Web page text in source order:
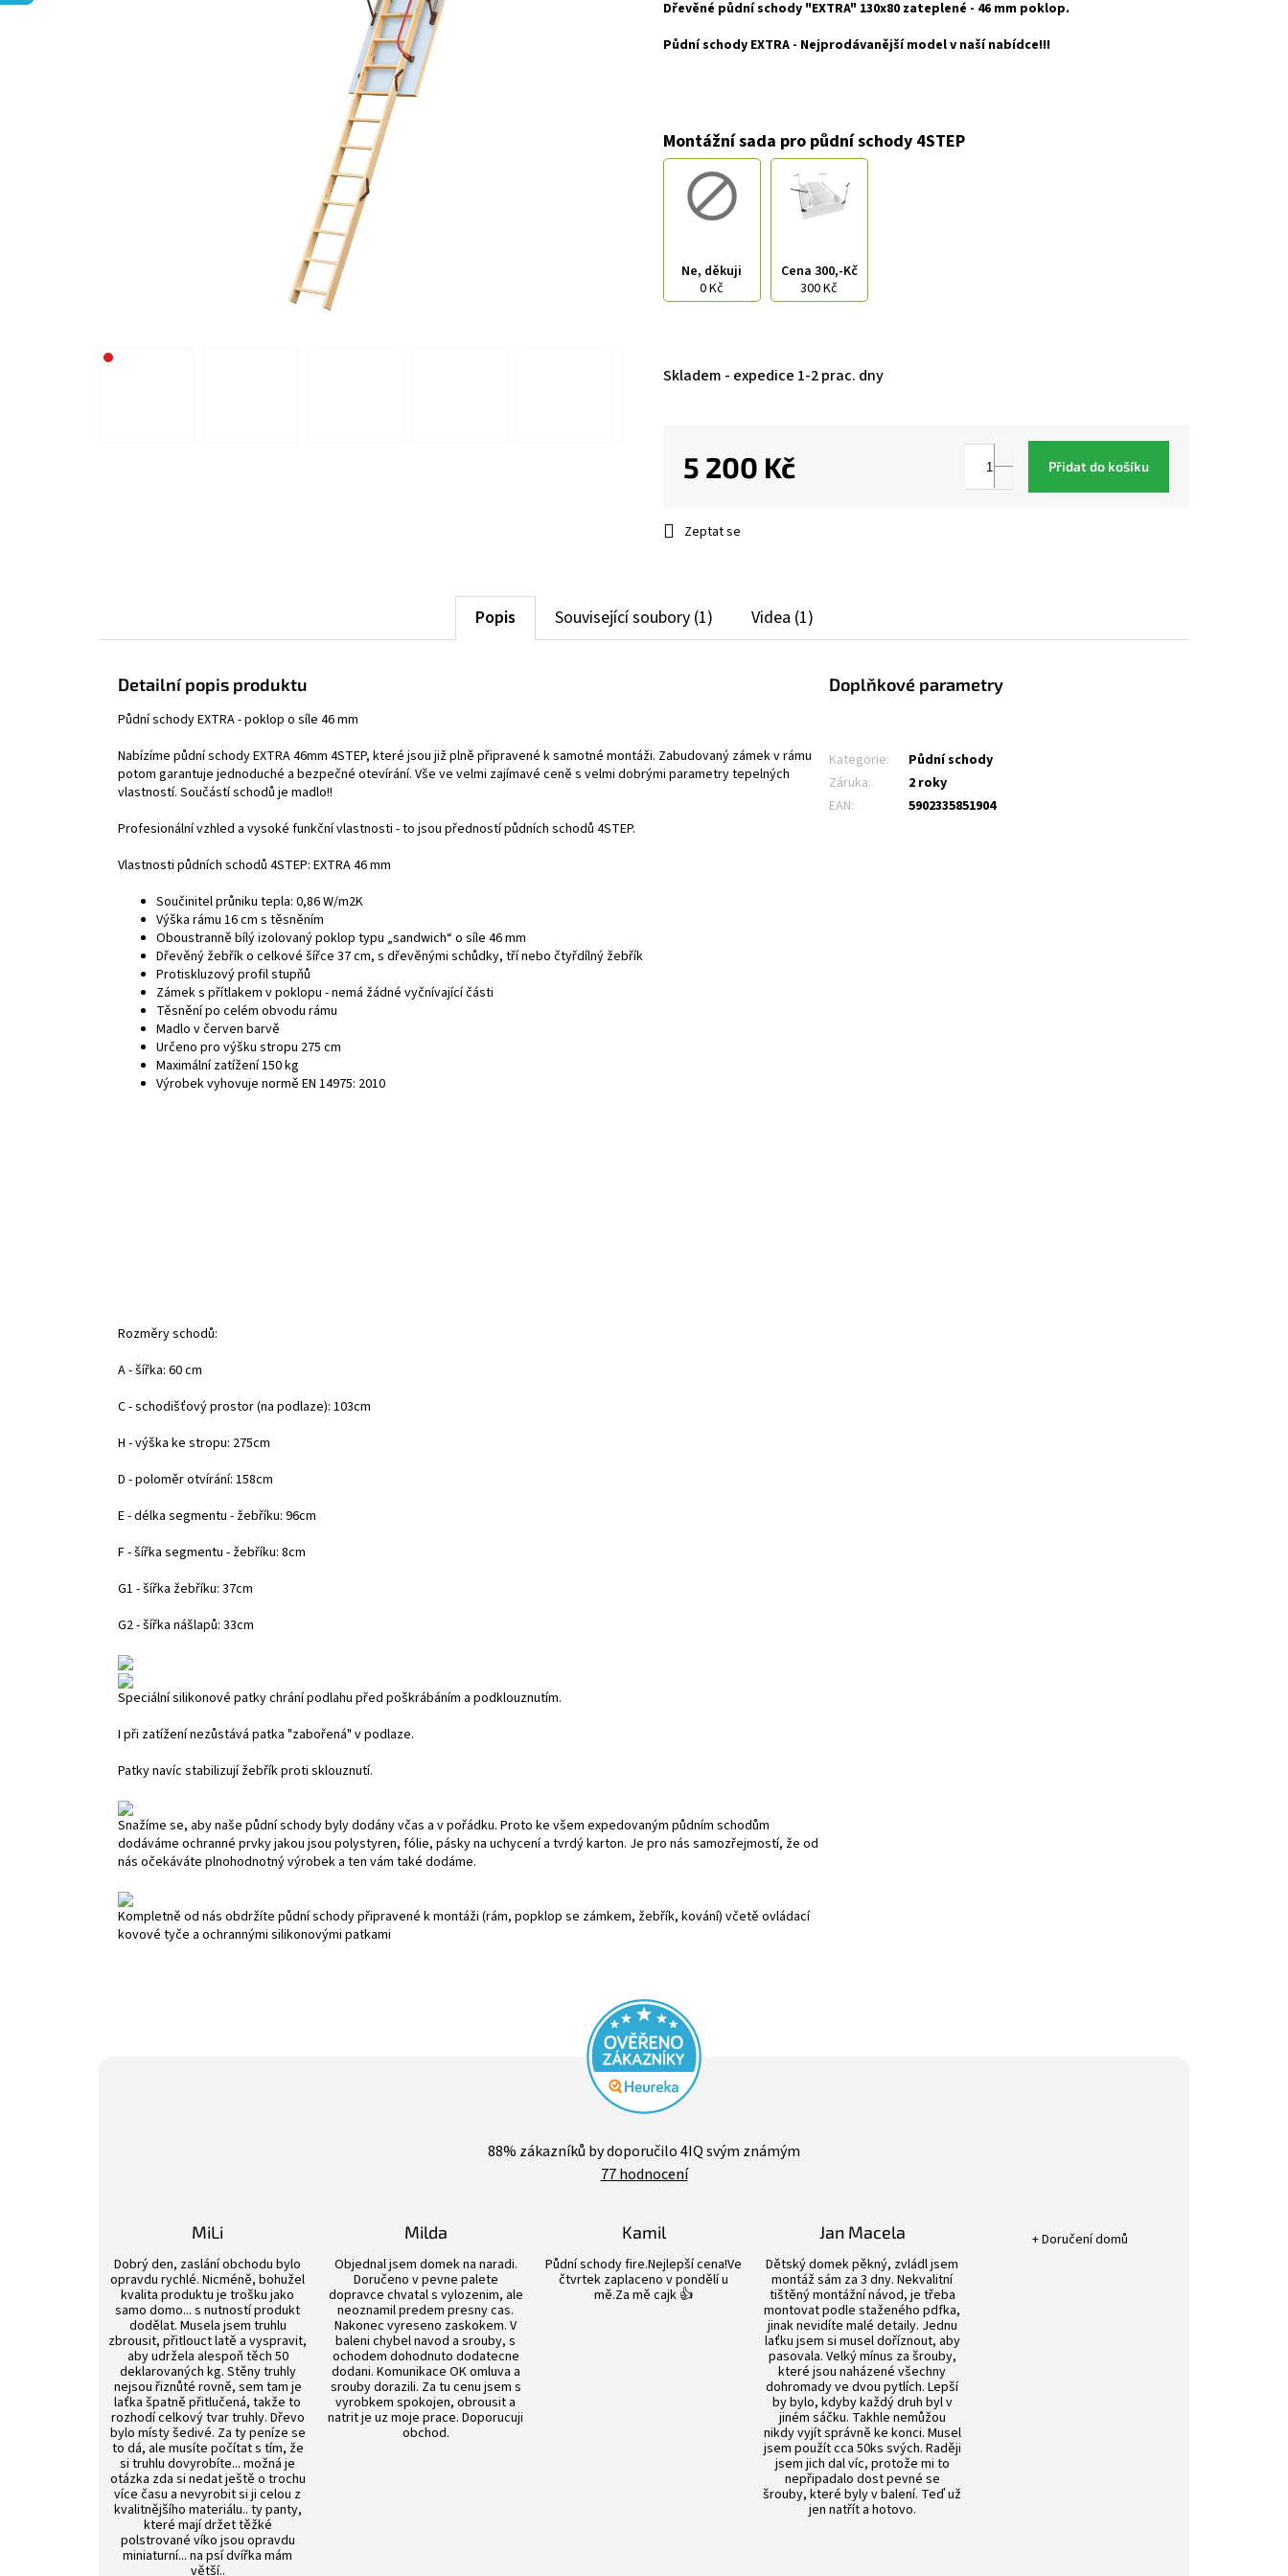
Montážní sada pro půdní schody 4STEP
Ne, děkuji
0 Kč
Cena 300,-Kč
300 Kč
Dřevěné půdní schody "EXTRA" 130x80 zateplené - 46 mm poklop.
Půdní schody EXTRA - Nejprodávanější model v naší nabídce!!!
Zeptat se
Skladem - expedice 1-2 prac. dny
5 200 Kč Přidat do košíku
Popis Související soubory (1) Videa (1)
Detailní popis produktu
Půdní schody EXTRA - poklop o síle 46 mm
Nabízíme půdní schody EXTRA 46mm 4STEP, které jsou již plně připravené k samotné montáži. Zabudovaný zámek v rámu
potom garantuje jednoduché a bezpečné otevírání. Vše ve velmi zajímavé ceně s velmi dobrými parametry tepelných
vlastností. Součástí schodů je madlo!!
Profesionální vzhled a vysoké funkční vlastnosti - to jsou předností půdních schodů 4STEP.
Vlastnosti půdních schodů 4STEP: EXTRA 46 mm
Součinitel průniku tepla: 0,86 W/m2K
Výška rámu 16 cm s těsněním
Oboustranně bílý izolovaný poklop typu „sandwich“ o síle 46 mm
Dřevěný žebřík o celkové šířce 37 cm, s dřevěnými schůdky, tří nebo čtyřdílný žebřík
Protiskluzový profil stupňů
Zámek s přítlakem v poklopu - nemá žádné vyčnívající části
Těsnění po celém obvodu rámu
Madlo v červen barvě
Určeno pro výšku stropu 275 cm
Maximální zatížení 150 kg
Výrobek vyhovuje normě EN 14975: 2010
Rozměry schodů:
A - šířka: 60 cm
C - schodišťový prostor (na podlaze): 103cm
H - výška ke stropu: 275cm
D - poloměr otvírání: 158cm
E - délka segmentu - žebříku: 96cm
F - šířka segmentu - žebříku: 8cm
G1 - šířka žebříku: 37cm
G2 - šířka nášlapů: 33cm
Speciální silikonové patky chrání podlahu před poškrábáním a podklouznutím.
I při zatížení nezůstává patka "zabořená" v podlaze.
Patky navíc stabilizují žebřík proti sklouznutí.
Snažíme se, aby naše půdní schody byly dodány včas a v pořádku. Proto ke všem expedovaným půdním schodům
dodáváme ochranné prvky jakou jsou polystyren, fólie, pásky na uchycení a tvrdý karton. Je pro nás samozřejmostí, že od
nás očekáváte plnohodnotný výrobek a ten vám také dodáme.
Kompletně od nás obdržíte půdní schody připravené k montáži (rám, popklop se zámkem, žebřík, kování) včetě ovládací
kovové tyče a ochrannými silikonovými patkami
Doplňkové parametry
Kategorie:
Půdní schody
Záruka:
2 roky
EAN: 5902335851904
hodnocení
obchodu
je
hvězdiček.
88% zákazníků by doporučilo 4IQ svým známým
77 hodnocení
MiLi
Hodnocení obchodu je 3 z 5 hvězdiček.
Dobrý den, zaslání obchodu bylo
opravdu rychlé. Nicméně, bohužel
kvalita produktu je trošku jako
samo domo... s nutností produkt
dodělat. Musela jsem truhlu
zbrousit, přitlouct latě a vyspravit,
aby udržela alespoň těch 50
deklarovaných kg. Stěny truhly
nejsou řiznůté rovně, sem tam je
laťka špatně přitlučená, takže to
rozhodí celkový tvar truhly. Dřevo
bylo místy šedivé. Za ty peníze se
to dá, ale musíte počítat s tím, že
si truhlu dovyrobíte... možná je
otázka zda si nedat ještě o trochu
více času a nevyrobit si ji celou z
kvalitnějšího materiálu.. ty panty,
které mají držet těžké
polstrované víko jsou opravdu
miniaturní... na psí dvířka mám
větší..
Milda
Hodnocení obchodu je 5 z 5 hvězdiček.
Objednal jsem domek na naradi.
Doručeno v pevne palete
dopravce chvatal s vylozenim, ale
neoznamil predem presny cas.
Nakonec vyreseno zaskokem. V
baleni chybel navod a srouby, s
ochodem dohodnuto dodatecne
dodani. Komunikace OK omluva a
srouby dorazili. Za tu cenu jsem s
vyrobkem spokojen, obrousit a
natrit je uz moje prace. Doporucuji
obchod.
Kamil
Hodnocení obchodu je 5 z 5 hvězdiček.
Půdní schody fire.Nejlepší cena!Ve
čtvrtek zaplaceno v pondělí u
mě.Za mě cajk 👍
Jan Macela
Hodnocení obchodu je 4 z 5 hvězdiček.
Dětský domek pěkný, zvládl jsem
montáž sám za 3 dny. Nekvalitní
tištěný montážní návod, je třeba
montovat podle staženého pdfka,
jinak nevidíte malé detaily. Jednu
laťku jsem si musel doříznout, aby
pasovala. Velký mínus za šrouby,
které jsou naházené všechny
dohromady ve dvou pytlích. Lepší
by bylo, kdyby každý druh byl v
jiném sáčku. Takhle nemůžou
nikdy vyjít správně ke konci. Musel
jsem použít cca 50ks svých. Raději
jsem jich dal víc, protože mi to
nepřipadalo dost pevné se
šrouby, které byly v balení. Teď už
jen natřít a hotovo.
Hodnocení obchodu je 5 z 5
+ Doručení domů